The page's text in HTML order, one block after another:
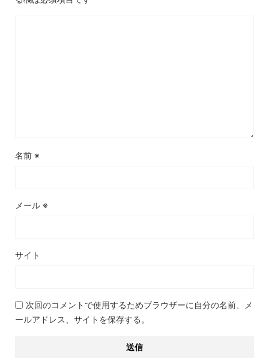
名前 ※
メール ※
サイト
次回のコメントで使用するためブラウザーに自分の名前、メ
ールアドレス、サイトを保存する。